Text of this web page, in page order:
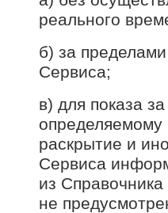
реального
б) за
Сервиса;
в) для показа
определяемому
раскрытие и
Сервиса
из
не